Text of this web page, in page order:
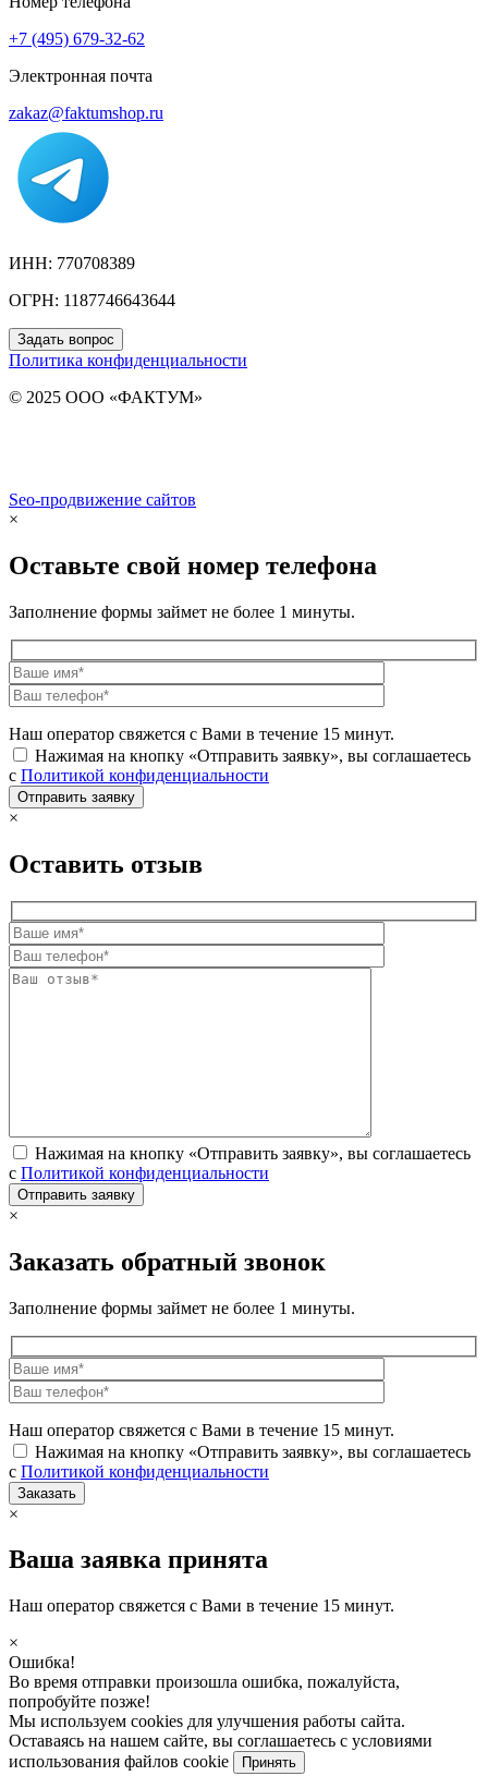
+7 (495) 679-32-62
Электронная почта
zakaz@faktumshop.ru
ИНН: 770708389
ОГРН: 1187746643644
Задать вопрос
Политика конфиденциальности
© 2025 ООО «ФАКТУМ»
Seo-продвижение сайтов
×
Оставьте свой номер телефона
Заполнение формы займет не более 1 минуты.
Наш оператор свяжется с Вами в течение 15 минут.
Нажимая на кнопку «Отправить заявку», вы соглашаетесь
с Политикой конфиденциальности
×
Оставить отзыв
Нажимая на кнопку «Отправить заявку», вы соглашаетесь
с Политикой конфиденциальности
×
Заказать обратный звонок
Заполнение формы займет не более 1 минуты.
Наш оператор свяжется с Вами в течение 15 минут.
Нажимая на кнопку «Отправить заявку», вы соглашаетесь
с Политикой конфиденциальности
×
Ваша заявка принята
Наш оператор свяжется с Вами в течение 15 минут.
×
Ошибка!
Во время отправки произошла ошибка, пожалуйста,
попробуйте позже!
Мы используем cookies для улучшения работы сайта.
Оставаясь на нашем сайте, вы соглашаетесь с условиями
использования файлов cookie
Принять